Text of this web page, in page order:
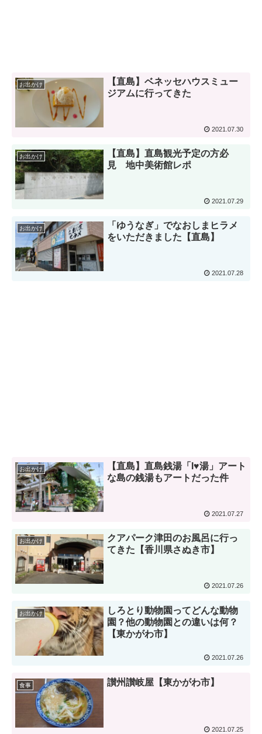
お出かけ
【直島】ベネッセハウスミュー
ジアムに行ってきた
2021.07.30
お出かけ
【直島】直島観光予定の方必
見 地中美術館レポ
2021.07.29
お出かけ
「ゆうなぎ」でなおしまヒラメ
をいただきました【直島】
2021.07.28
お出かけ
【直島】直島銭湯「I♥湯」アート
な島の銭湯もアートだった件
2021.07.27
お出かけ
クアパーク津田のお風呂に行っ
てきた【香川県さぬき市】
2021.07.26
お出かけ
しろとり動物園ってどんな動物
園？他の動物園との違いは何？
【東かがわ市】
2021.07.26
食事 讃州讃岐屋【東かがわ市】
2021.07.25